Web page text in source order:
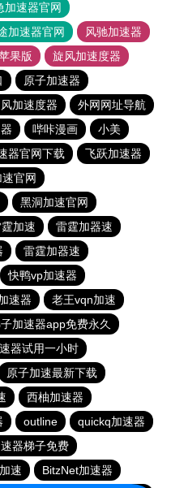
加速器官网
加速器官网
风驰加速器
果版
旋风加速度器
原子加速器
加速度器
外网网址导航
哔咔漫画
小美
器官网下载
飞跃加速器
官网
黑洞加速官网
加速
雷霆加器速
雷霆加器速
快鸭vp加速器
速器
老王vqn加速
加速器app免费永久
器试用一小时
原子加速最新下载
西柚加速器
outline
quickq加速器
器梯子免费
速 BitzNet加速器